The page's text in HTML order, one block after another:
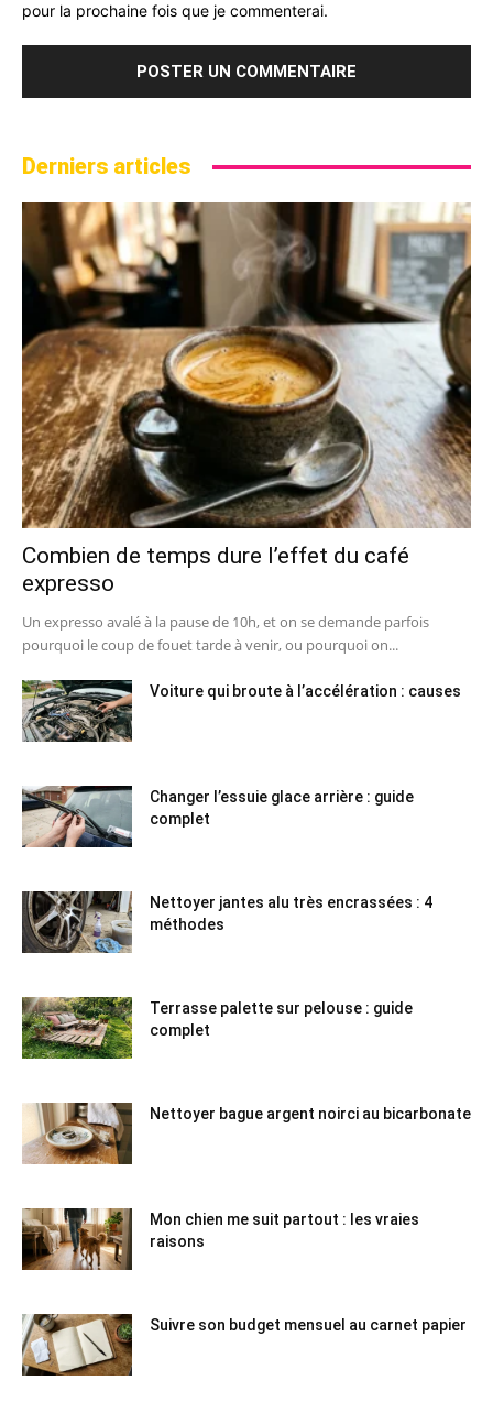
pour la prochaine fois que je commenterai.
Derniers articles
Combien de temps dure l’effet du café
expresso
Un expresso avalé à la pause de 10h, et on se demande parfois
pourquoi le coup de fouet tarde à venir, ou pourquoi on...
Voiture qui broute à l’accélération : causes
Changer l’essuie glace arrière : guide
complet
Nettoyer jantes alu très encrassées : 4
méthodes
Terrasse palette sur pelouse : guide
complet
Nettoyer bague argent noirci au bicarbonate
Mon chien me suit partout : les vraies
raisons
Suivre son budget mensuel au carnet papier